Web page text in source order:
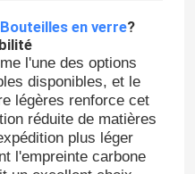
Bouteilles en verre?
l'une des options
disponibles, et le
légères renforce cet
réduite de matières
plus léger
l'empreinte carbone